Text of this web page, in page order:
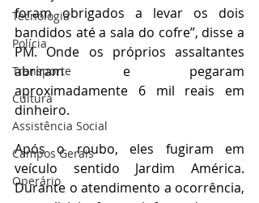
Tecnologia
Polícia
Transporte
Cultura
Assistência Social
Campos Gerais
Operário
foram obrigados a levar os dois
bandidos até a sala do cofre”, disse a
PM. Onde os próprios assaltantes
abriram e pegaram
aproximadamente 6 mil reais em
dinheiro.
Após o roubo, eles fugiram em
veículo sentido Jardim América.
Durante o atendimento a ocorrência,